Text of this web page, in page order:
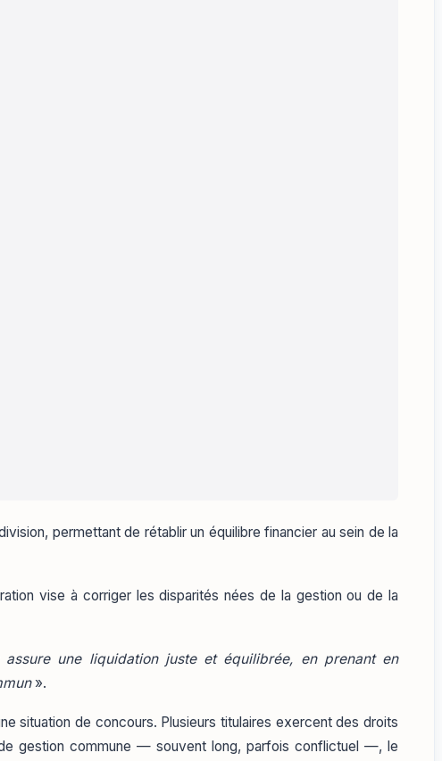
permettant de rétablir un équilibre financier au sein de la
vise à corriger les disparités nées de la gestion ou de la
assure une liquidation juste et équilibrée, en prenant en
».
situation de concours. Plusieurs titulaires exercent des droits
gestion commune — souvent long, parfois conflictuel —, le